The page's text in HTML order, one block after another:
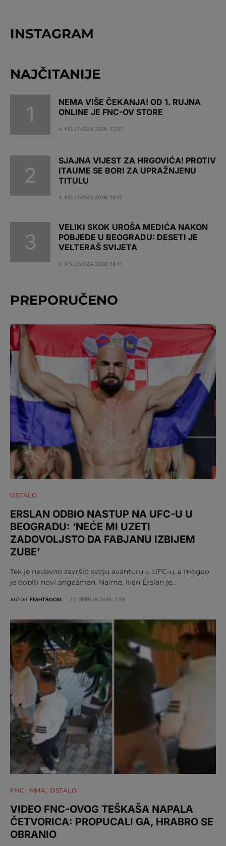
INSTAGRAM
NAJČITANIJE
NEMA VIŠE ČEKANJA! OD 1. RUJNA
ONLINE JE FNC-OV STORE
4. KOLOVOZA 2026. 12:07
SJAJNA VIJEST ZA HRGOVIĆA! PROTIV
ITAUME SE BORI ZA UPRAŽNJENU
TITULU
4. KOLOVOZA 2026. 10:11
VELIKI SKOK UROŠA MEDIĆA NAKON
POBJEDE U BEOGRADU: DESETI JE
VELTERAŠ SVIJETA
4. KOLOVOZA 2026. 16:11
PREPORUČENO
OSTALO
ERSLAN ODBIO NASTUP NA UFC-U U
BEOGRADU: ‘NEĆE MI UZETI
ZADOVOLJSTO DA FABJANU IZBIJEM
ZUBE’
Tek je nedavno završio svoju avanturu u UFC-u, a mogao
je dobiti novi angažman. Naime, Ivan Erslan je…
AUTOR FIGHTROOM 23. SRPNJA 2026. 7:59
FNC MMA OSTALO
VIDEO FNC-OVOG TEŠKAŠA NAPALA
ČETVORICA: PROPUCALI GA, HRABRO SE
OBRANIO